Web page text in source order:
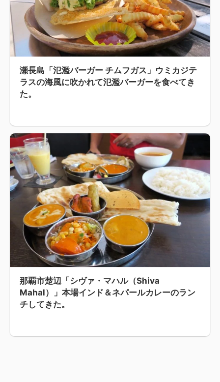
瀬長島「氾濫バーガー チムフガス」ウミカジテ
ラスの海風に吹かれて氾濫バーガーを食べてき
た。
那覇市楚辺「シヴァ・マハル（Shiva
Mahal）」本場インド＆ネパールカレーのラン
チしてきた。